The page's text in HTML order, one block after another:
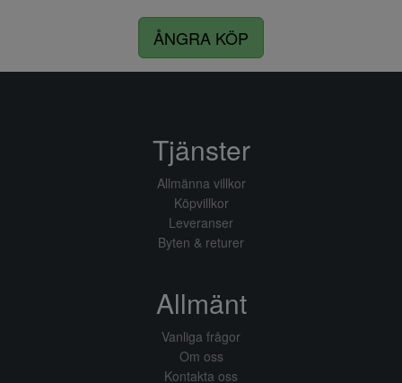
ÅNGRA KÖP
Tjänster
Allmänna villkor
Köpvillkor
Leveranser
Byten & returer
Allmänt
Vanliga frågor
Om oss
Kontakta oss